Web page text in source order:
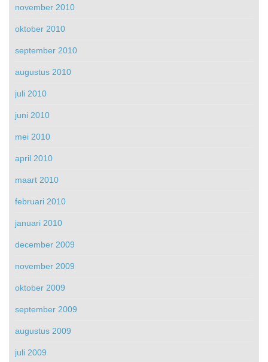
november 2010
oktober 2010
september 2010
augustus 2010
juli 2010
juni 2010
mei 2010
april 2010
maart 2010
februari 2010
januari 2010
december 2009
november 2009
oktober 2009
september 2009
augustus 2009
juli 2009